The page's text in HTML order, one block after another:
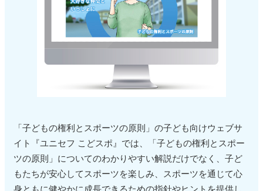
「子どもの権利とスポーツの原則」の子ども向けウェブサ
イト『ユニセフ こどスポ』では、「子どもの権利とスポー
ツの原則」についてのわかりやすい解説だけでなく、子ど
もたちが安心してスポーツを楽しみ、スポーツを通じて心
身ともに健やかに成長できるための指針やヒントを提供し